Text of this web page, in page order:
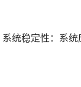
系统稳定性：系统